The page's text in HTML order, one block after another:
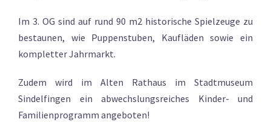
Im 3. OG sind auf rund 90 m2 historische Spielzeuge zu
bestaunen, wie Puppenstuben, Kaufläden sowie ein
kompletter Jahrmarkt.
Zudem wird im Alten Rathaus im Stadtmuseum
Sindelfingen ein abwechslungsreiches Kinder- und
Familienprogramm angeboten!